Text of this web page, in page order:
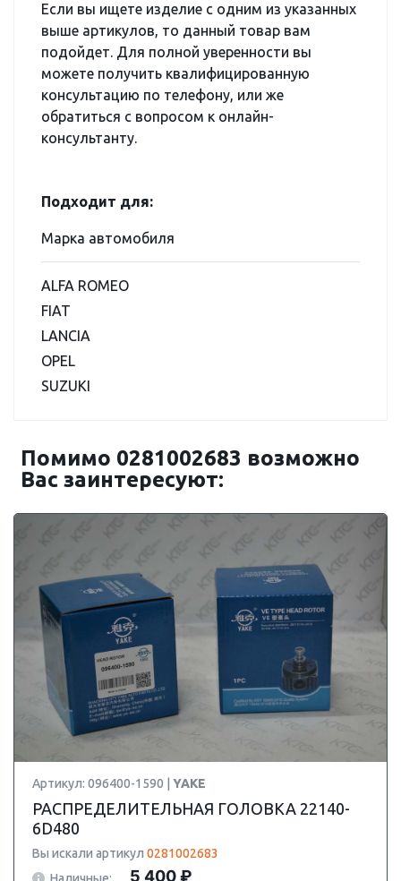
Если вы ищете изделие с одним из указанных
выше артикулов, то данный товар вам
подойдет. Для полной уверенности вы
можете получить квалифицированную
консультацию по телефону, или же
обратиться с вопросом к онлайн-
консультанту.
Подходит для:
Марка автомобиля
ALFA ROMEO
FIAT
LANCIA
OPEL
SUZUKI
Помимо 0281002683 возможно
Вас заинтересуют:
Артикул: 096400-1590 | YAKE
РАСПРЕДЕЛИТЕЛЬНАЯ ГОЛОВКА 22140-
6D480
Вы искали артикул 0281002683
Наличные:
5 400 ₽